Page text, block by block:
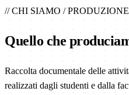
// CHI SIAMO /
Quello che
Raccolta documentale delle
realizzati dagli studenti e dalla